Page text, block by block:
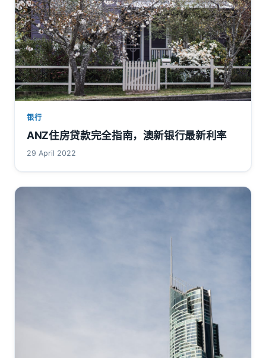
银行
ANZ住房贷款完全指南，澳新银行最新利率
29 April 2022